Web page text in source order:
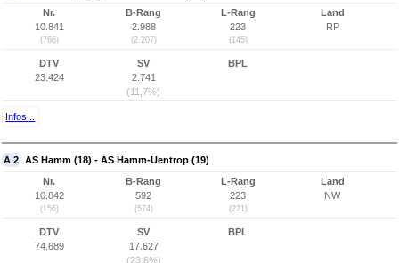
Nr.
10.841
(766)
B-Rang
2.988
(2.207)
L-Rang
223
(145)
Land
RP
DTV
23.424
SV
2.741
(11,7%)
BPL
Infos...
A 2 AS Hamm (18) - AS Hamm-Uentrop (19)
Nr.
10.842
(156)
B-Rang
592
(574)
L-Rang
223
(221)
Land
NW
DTV
74.689
SV
17.627
(23,6%)
BPL